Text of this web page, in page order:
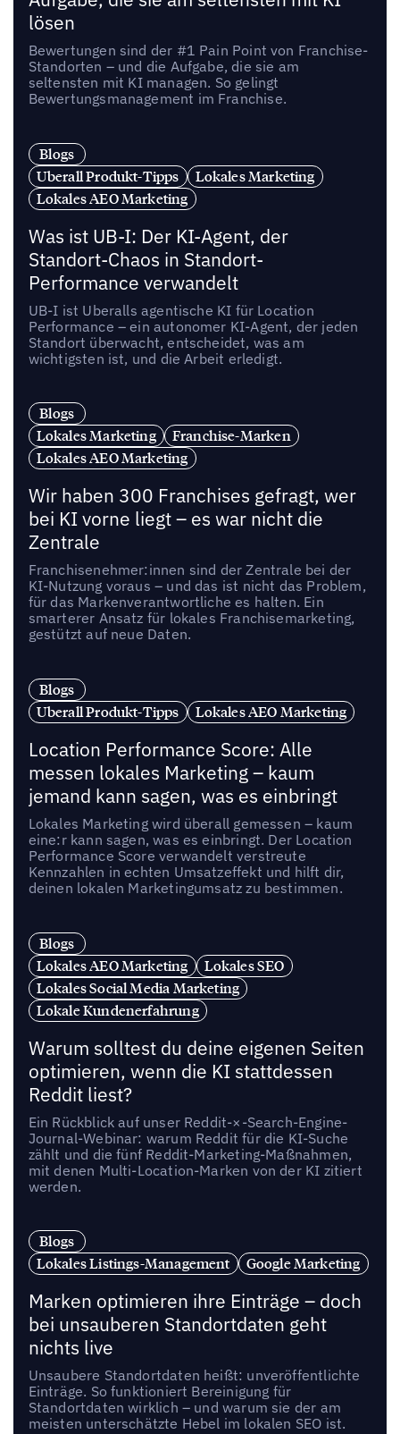
lösen
Bewertungen sind der #1 Pain Point von Franchise-
Standorten – und die Aufgabe, die sie am
seltensten mit KI managen. So gelingt
Bewertungsmanagement im Franchise.
Blogs
Uberall Produkt-Tipps
Lokales Marketing
Lokales AEO Marketing
Was ist UB-I: Der KI-Agent, der
Standort-Chaos in Standort-
Performance verwandelt
UB-I ist Uberalls agentische KI für Location
Performance – ein autonomer KI-Agent, der jeden
Standort überwacht, entscheidet, was am
wichtigsten ist, und die Arbeit erledigt.
Blogs
Lokales Marketing
Franchise-Marken
Lokales AEO Marketing
Wir haben 300 Franchises gefragt, wer
bei KI vorne liegt – es war nicht die
Zentrale
Franchisenehmer:innen sind der Zentrale bei der
KI-Nutzung voraus – und das ist nicht das Problem,
für das Markenverantwortliche es halten. Ein
smarterer Ansatz für lokales Franchisemarketing,
gestützt auf neue Daten.
Blogs
Uberall Produkt-Tipps
Lokales AEO Marketing
Location Performance Score: Alle
messen lokales Marketing – kaum
jemand kann sagen, was es einbringt
Lokales Marketing wird überall gemessen – kaum
eine:r kann sagen, was es einbringt. Der Location
Performance Score verwandelt verstreute
Kennzahlen in echten Umsatzeffekt und hilft dir,
deinen lokalen Marketingumsatz zu bestimmen.
Blogs
Lokales AEO Marketing
Lokales SEO
Lokales Social Media Marketing
Lokale Kundenerfahrung
Warum solltest du deine eigenen Seiten
optimieren, wenn die KI stattdessen
Reddit liest?
Ein Rückblick auf unser Reddit-×-Search-Engine-
Journal-Webinar: warum Reddit für die KI-Suche
zählt und die fünf Reddit-Marketing-Maßnahmen,
mit denen Multi-Location-Marken von der KI zitiert
werden.
Blogs
Lokales Listings-Management
Google Marketing
Marken optimieren ihre Einträge – doch
bei unsauberen Standortdaten geht
nichts live
Unsaubere Standortdaten heißt: unveröffentlichte
Einträge. So funktioniert Bereinigung für
Standortdaten wirklich – und warum sie der am
meisten unterschätzte Hebel im lokalen SEO ist.